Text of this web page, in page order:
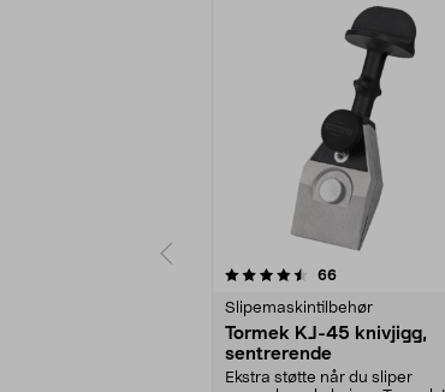
66anmeldelser
Slipemaskintilbehør
Tormek KJ-45 knivjigg,
sentrerende
Ekstra støtte når du sliper
5.0 av 5 stjerner